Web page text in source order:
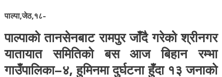
पाल्पा,जेठ,१८-
पाल्पाको तानसेनबाट रामपुर जाँदै गरेको श्रीनगर
यातायात समितिको बस आज बिहान रम्भा
गाउँपालिका–४, हुमिनमा दुर्घटना हुँदा १३ जनाको